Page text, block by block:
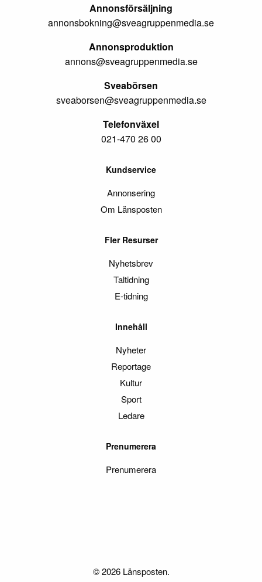
Annonsförsäljning
annonsbokning@sveagruppenmedia.se
Annonsproduktion
annons@sveagruppenmedia.se
Sveabörsen
sveaborsen@sveagruppenmedia.se
Telefonväxel
021-470 26 00
Kundservice
Annonsering
Om Länsposten
Fler Resurser
Nyhetsbrev
Taltidning
E-tidning
Innehåll
Nyheter
Reportage
Kultur
Sport
Ledare
Prenumerera
Prenumerera
© 2026 Länsposten.